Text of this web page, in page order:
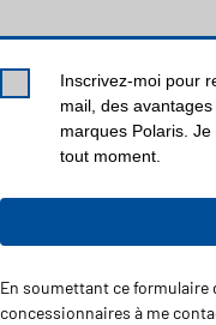
Inscrivez-moi pour
mail, des
marques Polaris.
tout moment.
En soumettant ce formulaire
concessionnaires à me